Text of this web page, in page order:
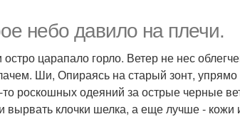
небо давило на плечи.
царапало горло. Ветер не нес
Ши, Опираясь на старый зонт,
роскошных одеяний за острые черные
вырвать клочки шелка, а еще лучше - кожи